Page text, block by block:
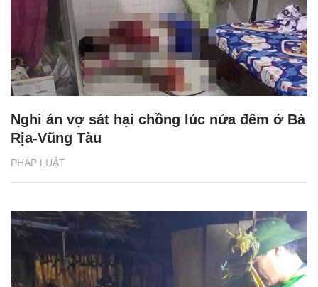
PHÁP LUẬT
Nghi án vợ sát hại chồng lúc nửa đêm ở Bà
Rịa-Vũng Tàu